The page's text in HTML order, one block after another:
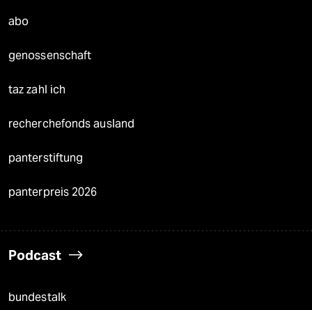
abo
genossenschaft
taz zahl ich
recherchefonds ausland
panterstiftung
panterpreis 2026
Podcast
bundestalk